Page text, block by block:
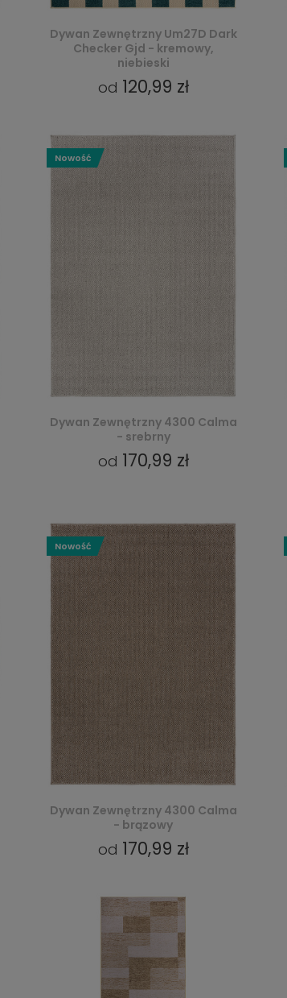
Dywan Zewnętrzny Um27D Dark
Checker Gjd - kremowy,
niebieski
od 120,99 zł
Dywan Zewnętrzny 4300 Calma
- srebrny
od 170,99 zł
Nowość
Dywan Zewnętrzny 4300 Calma
- brązowy
od 170,99 zł
Nowość